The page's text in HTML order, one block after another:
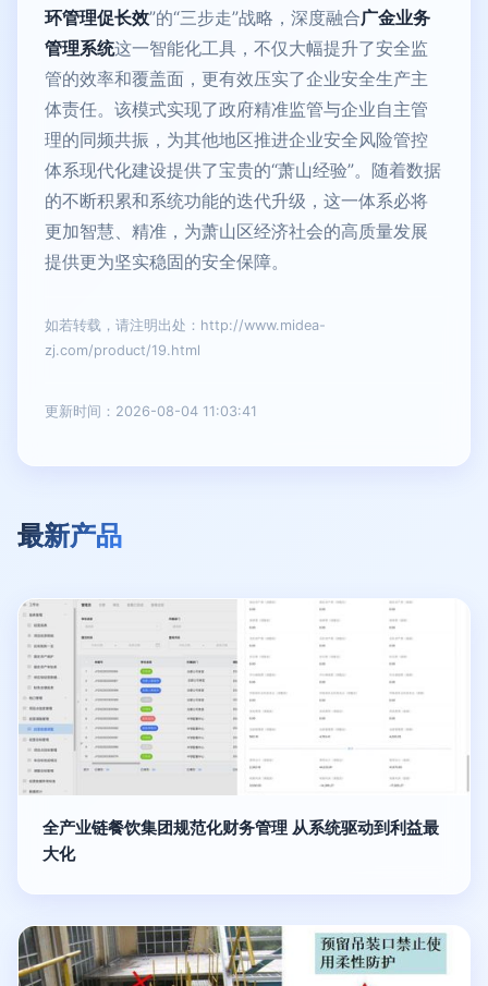
环管理促长效”的“三步走”战略，深度融合广金业务
管理系统这一智能化工具，不仅大幅提升了安全监
管的效率和覆盖面，更有效压实了企业安全生产主
体责任。该模式实现了政府精准监管与企业自主管
理的同频共振，为其他地区推进企业安全风险管控
体系现代化建设提供了宝贵的“萧山经验”。随着数据
的不断积累和系统功能的迭代升级，这一体系必将
更加智慧、精准，为萧山区经济社会的高质量发展
提供更为坚实稳固的安全保障。
如若转载，请注明出处：http://www.midea-
zj.com/product/19.html
更新时间：2026-08-04 11:03:41
最新产品
全产业链餐饮集团规范化财务管理 从系统驱动到利益最
大化